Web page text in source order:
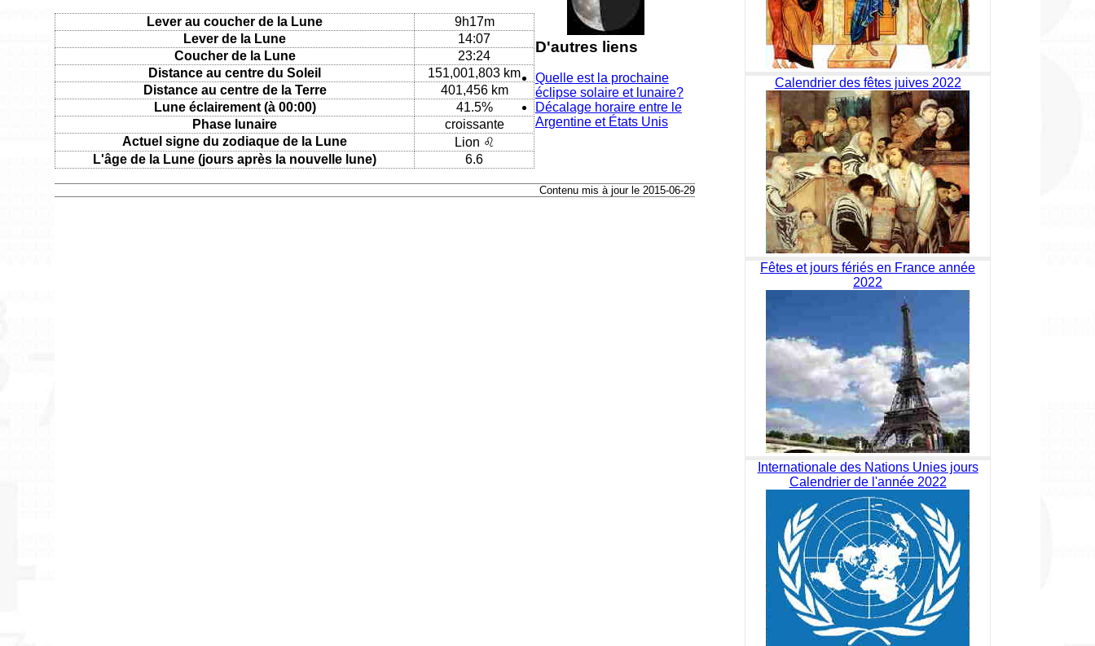
Lever au coucher de la Lune
9h17m
Lever de la Lune
14:07
Coucher de la Lune
23:24
Distance au centre du Soleil
151,001,803 km
Distance au centre de la Terre
401,456 km
Lune éclairement (à 00:00)
41.5%
Phase lunaire
croissante
Actuel signe du zodiaque de la Lune
Lion ♌
L'âge de la Lune (jours après la nouvelle lune)
6.6
D'autres liens
Quelle est la prochaine
éclipse solaire et lunaire?
Décalage horaire entre le
Argentine et États Unis
Contenu mis à jour le 2015-06-29
Calendrier des fêtes juives 2022
Fêtes et jours fériés en France année
2022
Internationale des Nations Unies jours
Calendrier de l'année 2022